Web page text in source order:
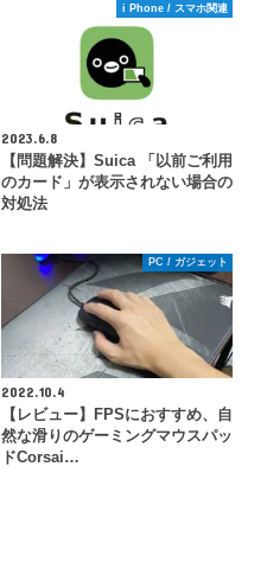
i Phone / スマホ関連
2023.6.8
【問題解決】Suica 「以前ご利用
のカード」が表示されない場合の
対処法
PC / ガジェット
2022.10.4
【レビュー】FPSにおすすめ、自
然な滑りのゲーミングマウスパッ
ドCorsai…